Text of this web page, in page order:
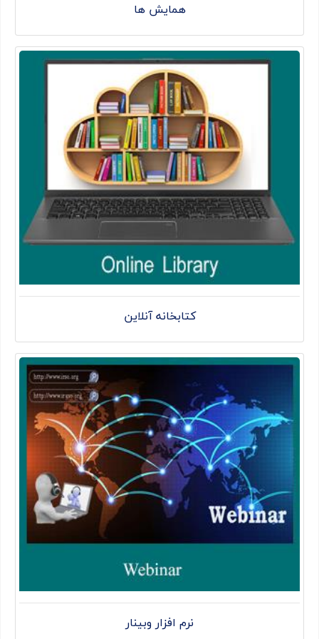
همایش ها
کتابخانه آنلاین
نرم افزار وبینار